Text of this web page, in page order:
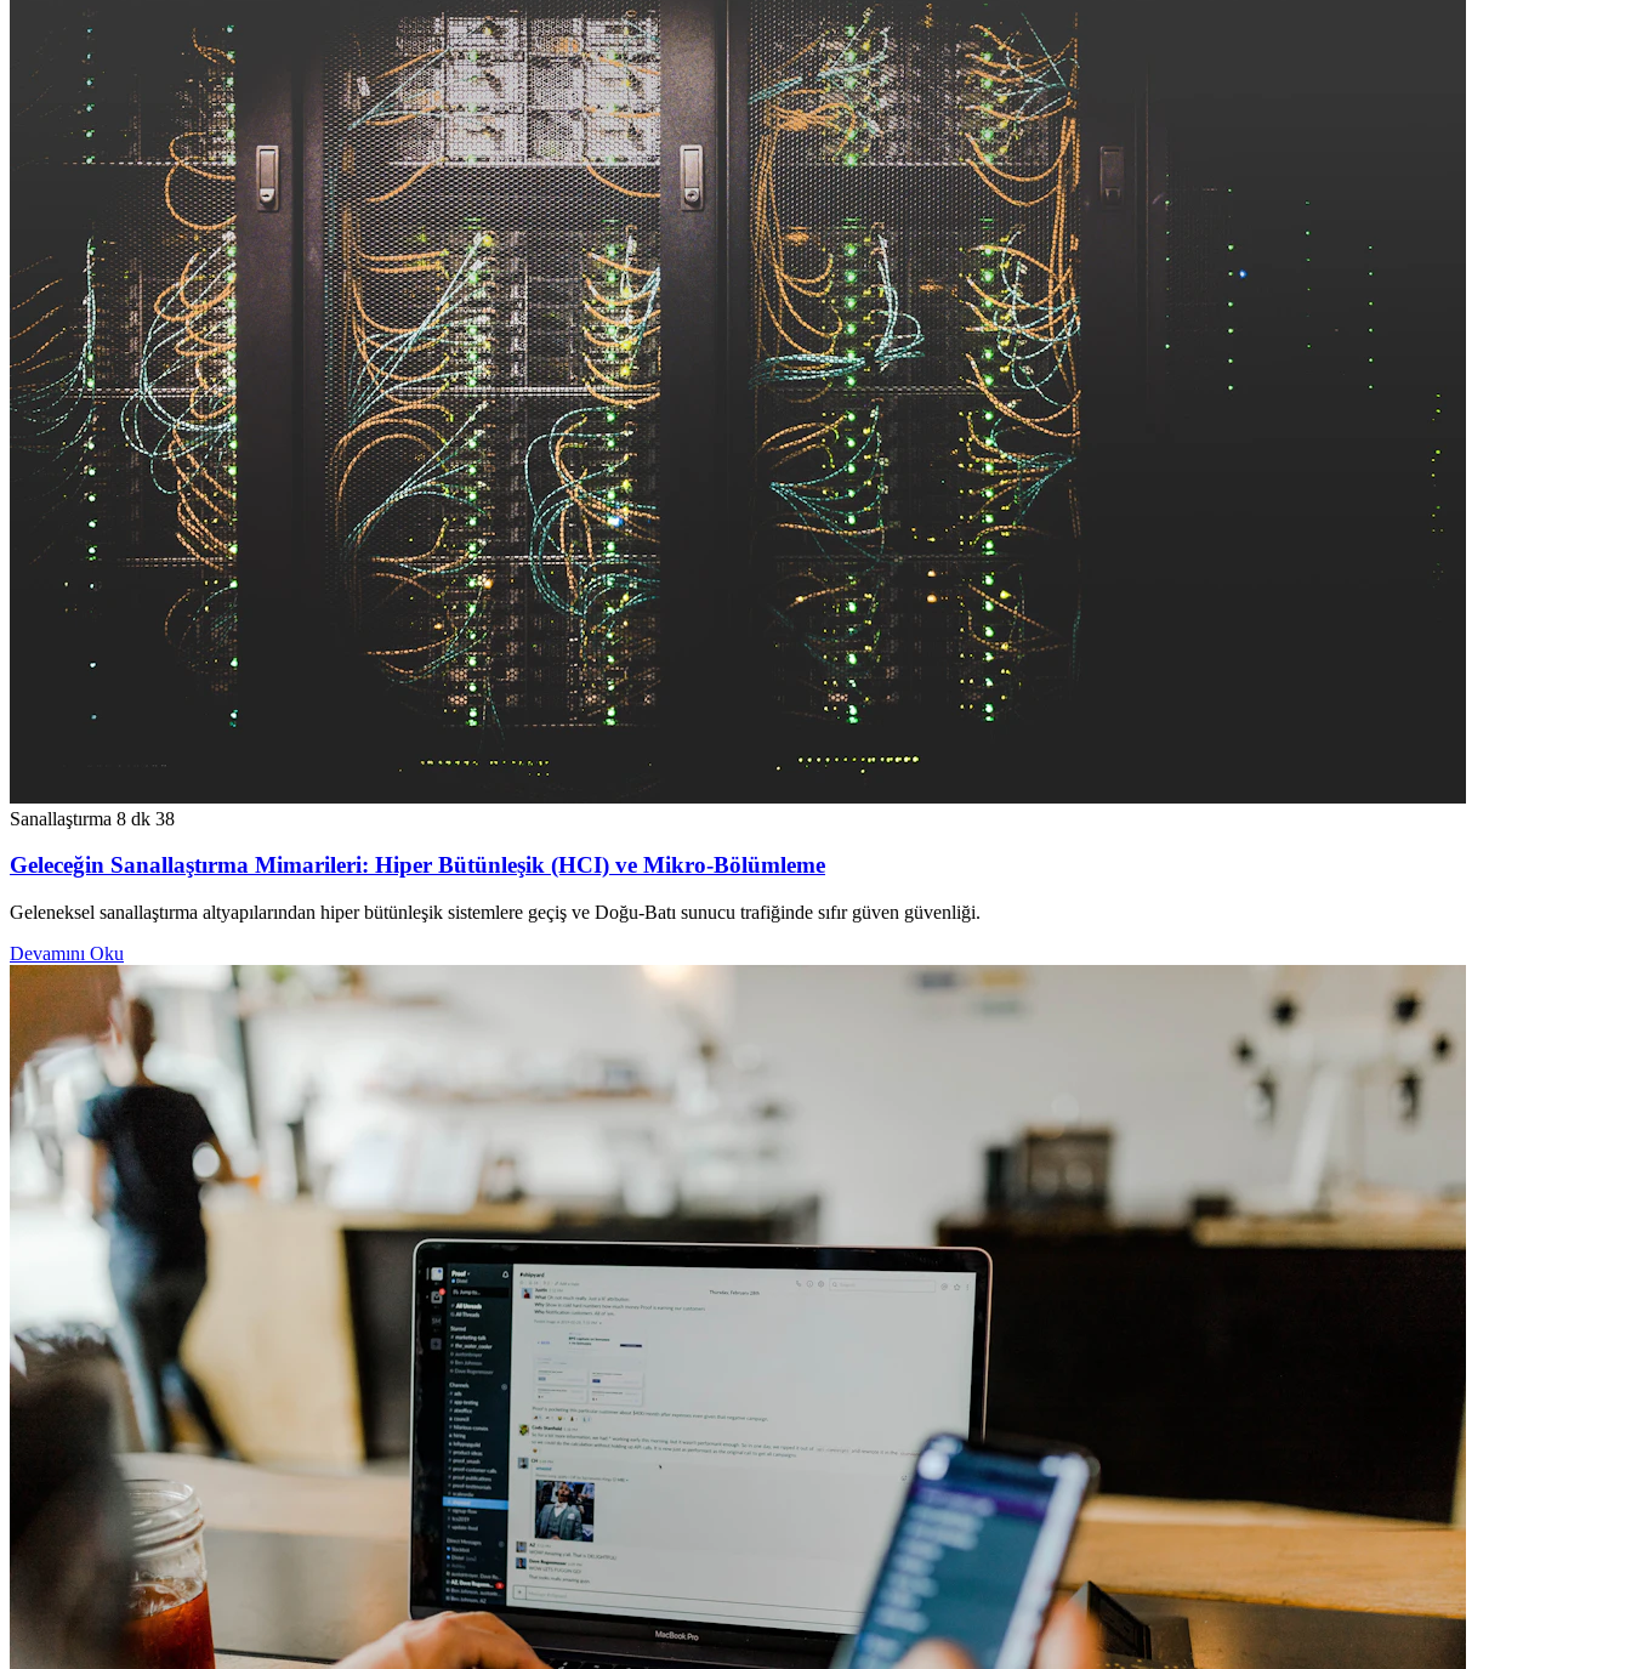
Sanallaştırma 8 dk 38
Geleceğin Sanallaştırma Mimarileri: Hiper Bütünleşik (HCI) ve Mikro-Bölümleme
Geleneksel sanallaştırma altyapılarından hiper bütünleşik sistemlere geçiş ve Doğu-Batı sunucu trafiğinde sıfır güven güvenliği.
Devamını Oku